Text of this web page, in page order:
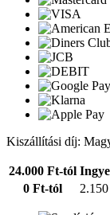
Kiszállítási díj:
24.000 Ft-tól
0 Ft-tól